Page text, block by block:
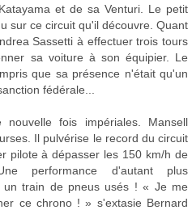
et de sa Venturi. Le petit
sur ce circuit qu'il découvre. Quant
Sassetti à effectuer trois tours
sa voiture à son équipier. Le
que sa présence n'était qu'un
fédérale...
nouvelle fois impériales. Mansell
Il pulvérise le record du circuit
pilote à dépasser les 150 km/h de
performance d'autant plus
un train de pneus usés ! « Je me
ce chrono ! » s'extasie Bernard